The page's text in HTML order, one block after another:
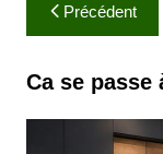
a
v
Précédent
Ca se passe